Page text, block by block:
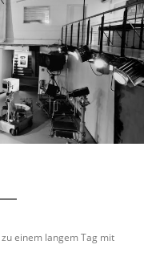
einem langem Tag mit